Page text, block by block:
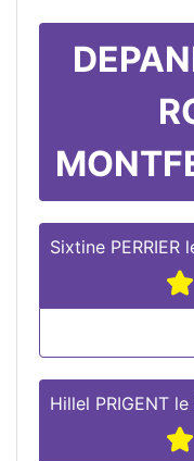
Sixtine PERRIER
Hillel PRIGENT le